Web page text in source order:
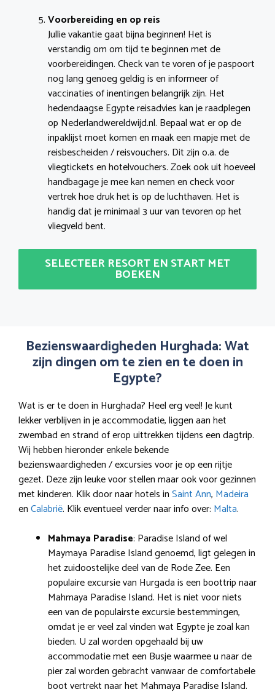
Voorbereiding en op reis
Jullie vakantie gaat bijna beginnen! Het is
verstandig om om tijd te beginnen met de
voorbereidingen. Check van te voren of je paspoort
nog lang genoeg geldig is en informeer of
vaccinaties of inentingen belangrijk zijn. Het
hedendaagse Egypte reisadvies kan je raadplegen
op Nederlandwereldwijd.nl. Bepaal wat er op de
inpaklijst moet komen en maak een mapje met de
reisbescheiden / reisvouchers. Dit zijn o.a. de
vliegtickets en hotelvouchers. Zoek ook uit hoeveel
handbagage je mee kan nemen en check voor
vertrek hoe druk het is op de luchthaven. Het is
handig dat je minimaal 3 uur van tevoren op het
vliegveld bent.
SELECTEER RESORT EN START MET
BOEKEN
Bezienswaardigheden Hurghada: Wat
zijn dingen om te zien en te doen in
Egypte?
Wat is er te doen in Hurghada? Heel erg veel! Je kunt
lekker verblijven in je accommodatie, liggen aan het
zwembad en strand of erop uittrekken tijdens een dagtrip.
Wij hebben hieronder enkele bekende
bezienswaardigheden / excursies voor je op een rijtje
gezet. Deze zijn leuke voor stellen maar ook voor gezinnen
met kinderen. Klik door naar hotels inSaint Ann, Madeira
enCalabrië. Klik eventueel verder naar info over: Malta.
Mahmaya Paradise: Paradise Island of wel
Maymaya Paradise Island genoemd, ligt gelegen in
het zuidoostelijke deel van de Rode Zee. Een
populaire excursie van Hurgada is een boottrip naar
Mahmaya Paradise Island. Het is niet voor niets
een van de populairste excursie bestemmingen,
omdat je er veel zal vinden wat Egypte je zoal kan
bieden. U zal worden opgehaald bij uw
accommodatie met een Busje waarmee u naar de
pier zal worden gebracht vanwaar de comfortabele
boot vertrekt naar het Mahmaya Paradise Island.